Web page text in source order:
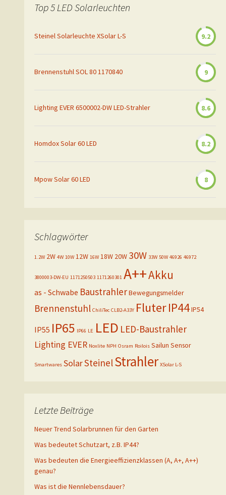
Top 5 LED Solarleuchten
Steinel Solarleuchte XSolar L-S 9.2
Brennenstuhl SOL 80 1170840 9
Lighting EVER 6500002-DW LED-Strahler 8.6
Homdox Solar 60 LED 8.2
Mpow Solar 60 LED 8
Schlagwörter
1.2W 2W 4W 10W 12W 16W 18W 20W 30W 33W 50W 46926 46972
3800003-DW-EU 1171250503 1171260301 A++Akku
as - Schwabe BaustrahlerBewegungsmelder
Brennenstuhl ChiliTec CLB2-A33Y FluterIP44IP54
IP55 IP65 IP66 LE LED LED-Baustrahler
Lighting EVER Noxlite NPH Osram Roilois Sailun Sensor
Smartwares SolarSteinelStrahler XSolar L-S
Letzte Beiträge
Neuer Trend Solarbrunnen für den Garten
Was bedeutet Schutzart, z.B. IP44?
Was bedeuten die Energieeffizienzklassen (A, A+, A++)
genau?
Was ist die Nennlebensdauer?